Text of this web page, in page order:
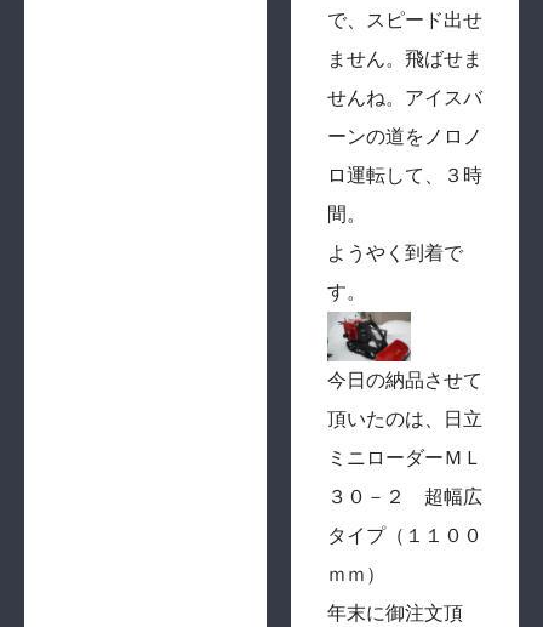
で、スピード出せ
ません。飛ばせま
せんね。アイスバ
ーンの道をノロノ
ロ運転して、３時
間。
ようやく到着で
す。
今日の納品させて
頂いたのは、日立
ミニローダーＭＬ
３０－２ 超幅広
タイプ（１１００
ｍｍ）
年末に御注文頂